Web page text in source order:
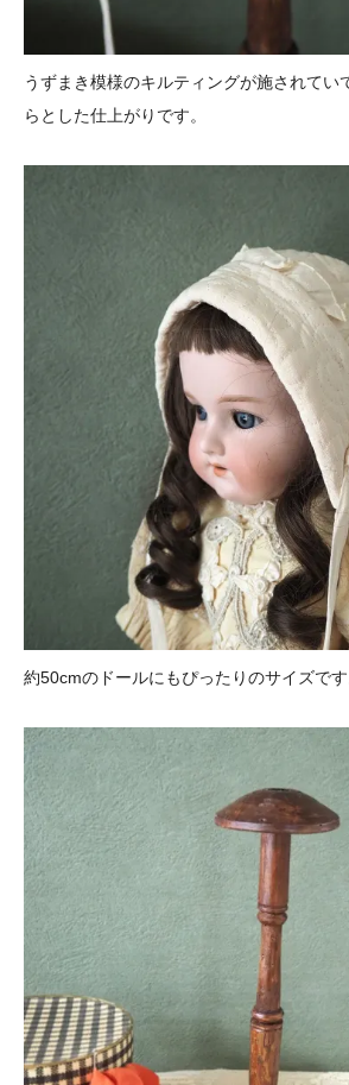
うずまき模様のキルティングが施されてい
らとした仕上がりです。
約50cmのドールにもぴったりのサイズです